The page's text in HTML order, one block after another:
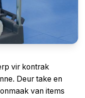
vir kontrak
Deur take en
van items